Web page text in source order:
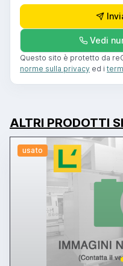
Vedi
Questo sito è protetto da
norme sulla privacy ed i
ALTRI PRODOTTI
usato